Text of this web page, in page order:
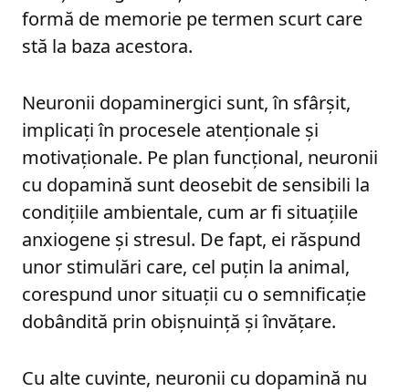
formă de memorie pe termen scurt care
stă la baza acestora.
Neuronii dopaminergici sunt, în sfârșit,
implicați în procesele atenționale și
motivaționale. Pe plan funcțional, neuronii
cu dopamină sunt deosebit de sensibili la
condițiile ambientale, cum ar fi situațiile
anxiogene și stresul. De fapt, ei răspund
unor stimulări care, cel puțin la animal,
corespund unor situații cu o semnificație
dobândită prin obișnuință și învățare.
Cu alte cuvinte, neuronii cu dopamină nu